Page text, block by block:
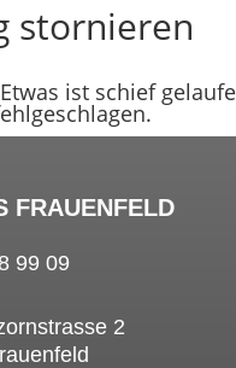
stornieren
ist schief
FRAUENFELD
99 09
2